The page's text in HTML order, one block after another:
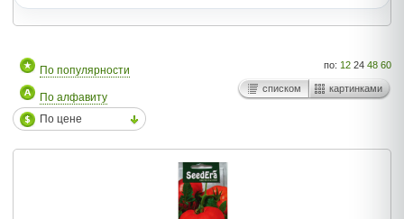
По популярности
По алфавиту
По цене
по: 12 24 48 60
списком картинками